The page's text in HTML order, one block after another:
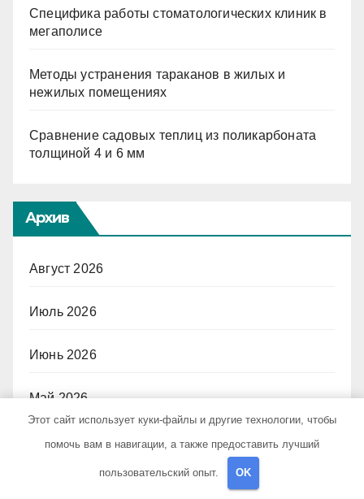
Специфика работы стоматологических клиник в
мегаполисе
Методы устранения тараканов в жилых и
нежилых помещениях
Сравнение садовых теплиц из поликарбоната
толщиной 4 и 6 мм
Архив
Август 2026
Июль 2026
Июнь 2026
Май 2026
Апрель 2026
Этот сайт использует куки-файлы и другие технологии, чтобы
помочь вам в навигации, а также предоставить лучший
пользовательский опыт. OK